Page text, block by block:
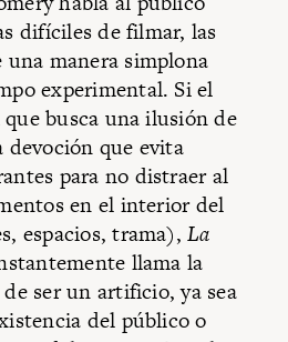
difíciles de filmar, las
una manera simplona
experimental. Si el
busca una ilusión de
que evita
para no distraer al
en el interior del
espacios, trama),La
llama la
ser un artificio, ya sea
del público o